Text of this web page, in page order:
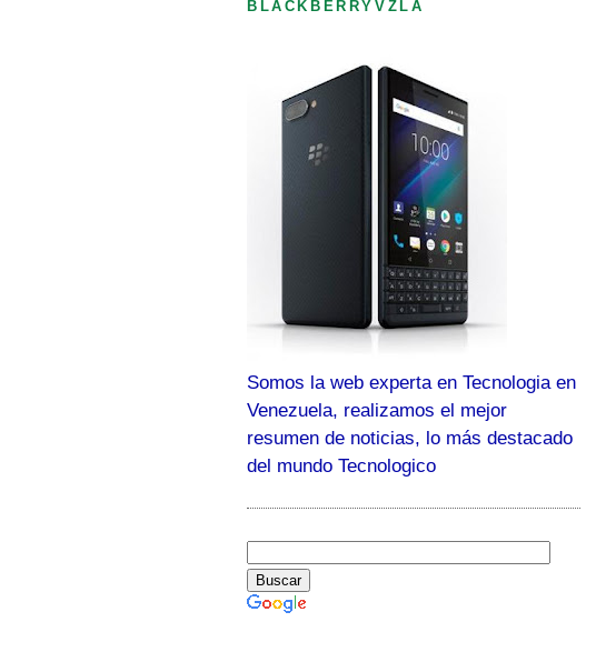
BLACKBERRYVZLA
Somos la web experta en Tecnologia en
Venezuela, realizamos el mejor
resumen de noticias, lo más destacado
del mundo Tecnologico